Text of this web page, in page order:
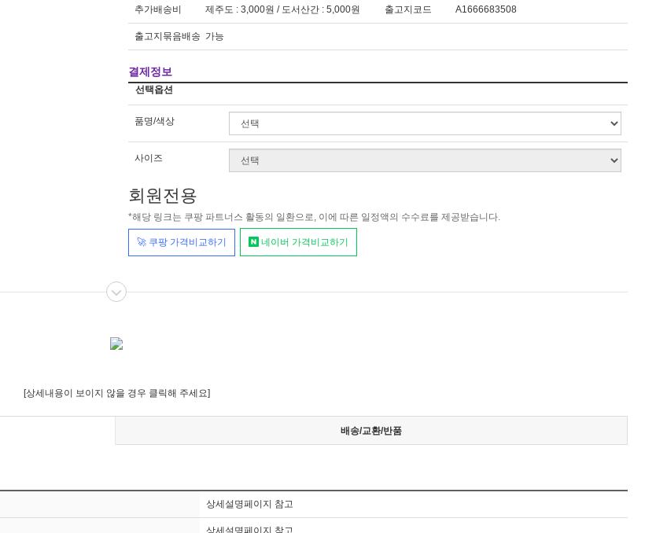
추가배송비 제주도 : 3,000원 / 도서산간 : 5,000원 출고지코드 A1666683508
출고지묶음배송 가능
결제정보
선택옵션
품명/색상
사이즈
회원전용
*해당 링크는 쿠팡 파트너스 활동의 일환으로, 이에 따른 일정액의 수수료를 제공받습니다.
🚀 쿠팡 가격비교하기 네이버 가격비교하기
[상세내용이 보이지 않을 경우 클릭해 주세요]
배송/교환/반품
상세설명페이지 참고
상세설명페이지 참고